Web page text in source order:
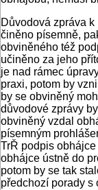
Důvodová zpráva
činěno písemně,
obviněného též
učiněno za jeho
je nad rámec
praxi, potom by
by se obviněný
důvodové zprávy
obviněný vzdal
písemným
TrŘ podpis
obhájce ústně do
potom by se tak
předchozí porady s